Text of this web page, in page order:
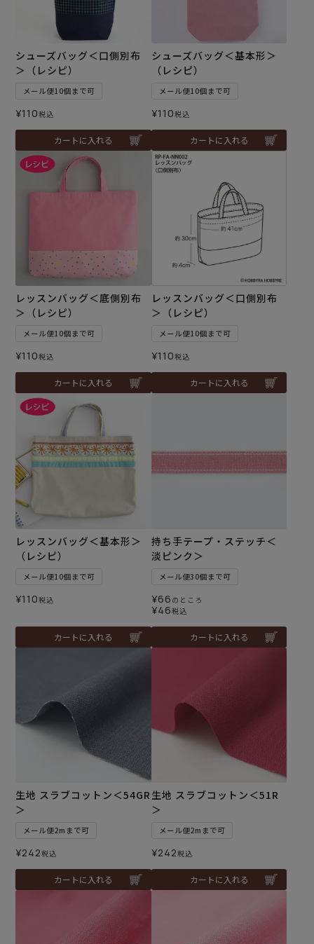
シューズバッグ＜口側別布
＞（レシピ）
メール便10個まで可
¥110税込
カートに入れる
シューズバッグ＜基本形＞
（レシピ）
メール便10個まで可
¥110税込
カートに入れる
レッスンバッグ＜底側別布
＞（レシピ）
メール便10個まで可
¥110税込
カートに入れる
レッスンバッグ＜口側別布
＞（レシピ）
メール便10個まで可
¥110税込
カートに入れる
レッスンバッグ＜基本形＞
（レシピ）
メール便10個まで可
¥110税込
カートに入れる
持ち手テープ・ステッチ＜
淡ピンク＞
メール便30個まで可
¥66 のところ
¥46税込
カートに入れる
生地 スラブコットン＜54GR
＞
メール便2mまで可
¥242税込
カートに入れる
生地 スラブコットン＜51R
＞
メール便2mまで可
¥242税込
カートに入れる